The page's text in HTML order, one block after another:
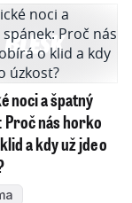
noci a špatný
Proč nás horko
a kdy už jde o